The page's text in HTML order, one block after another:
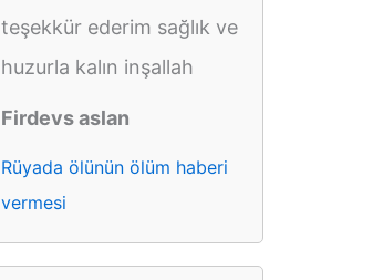
teşekkür ederim sağlık ve
huzurla kalın inşallah
Firdevs aslan
Rüyada ölünün ölüm haberi
vermesi